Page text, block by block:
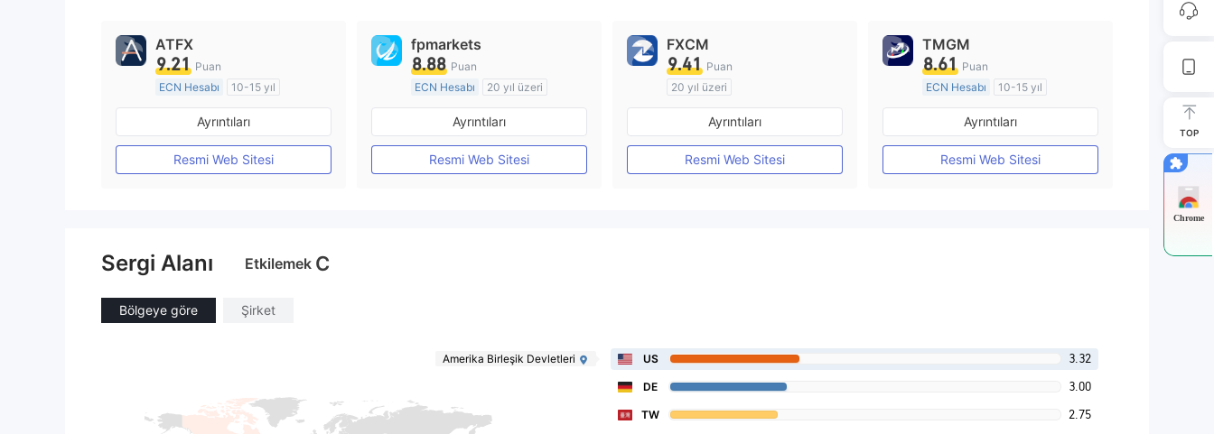
ATFX
9.21 Puan
ECN Hesabı
10-15 yıl
Düzenleyici Ülke/Bölge: Avustralya
Pazar Yapıcılık (MM)
MT4 Tam Lisans
Ayrıntıları
Resmi Web Sitesi
fpmarkets
8.88 Puan
ECN Hesabı
20 yıl üzeri
Düzenleyici Ülke/Bölge: Avustralya
Pazar Yapıcılık (MM)
MT4 Tam Lisans
Ayrıntıları
Resmi Web Sitesi
FXCM
9.41 Puan
20 yıl üzeri
Düzenleyici Ülke/Bölge: Avustralya
Pazar Yapıcılık (MM)
MT4 Tam Lisans
Ayrıntıları
Resmi Web Sitesi
TMGM
8.61 Puan
ECN Hesabı
10-15 yıl
Düzenleyici Ülke/Bölge: Avustralya
Pazar Yapıcılık (MM)
MT4 Tam Lisans
Ayrıntıları
Resmi Web Sitesi
Sergi Alanı Etkilemek C
Bölgeye göre Şirket
Amerika Birleşik Devletleri US 3.32
DE 3.00
TW 2.75
TOP
Chrome